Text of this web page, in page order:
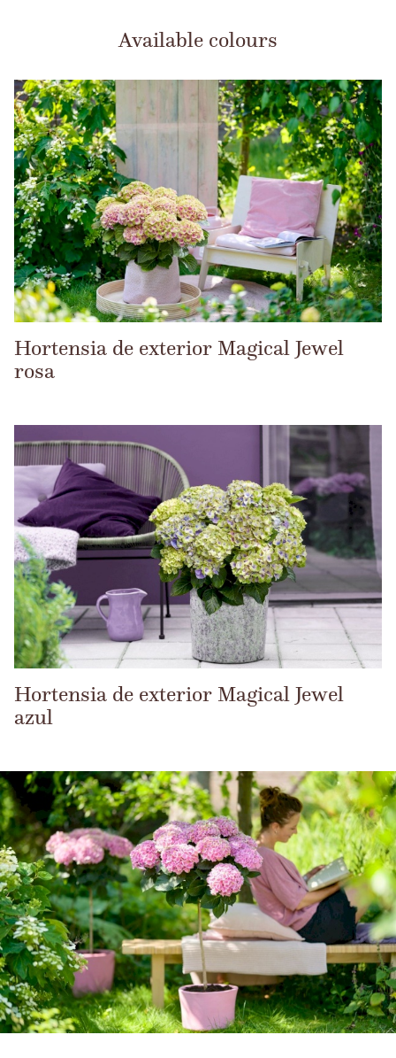
Available colours
Hortensia de exterior Magical Jewel
rosa
Hortensia de exterior Magical Jewel
azul